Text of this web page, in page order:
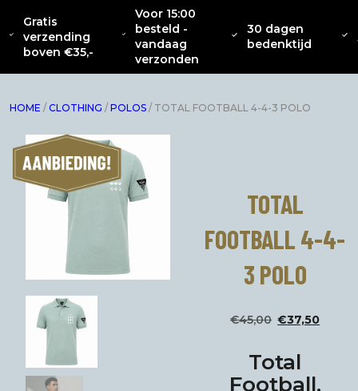
Gratis
verzending
boven €35,-
Voor 15:00
besteld -
vandaag
verzonden
30 dagen
bedenktijd
OVER
ONS
NIEUW
CATENACCIO
COLLECTIE
KLEDING INTERIEUR
HOME / CLOTHING / POLOS / TOTAL FOOTBALL 4-4-3 POLO
TOTAL
FOOTBALL 4-4-
3 POLO
€45,00
was:
€37,50
Total
Football.